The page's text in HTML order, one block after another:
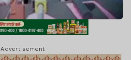
Advertisement